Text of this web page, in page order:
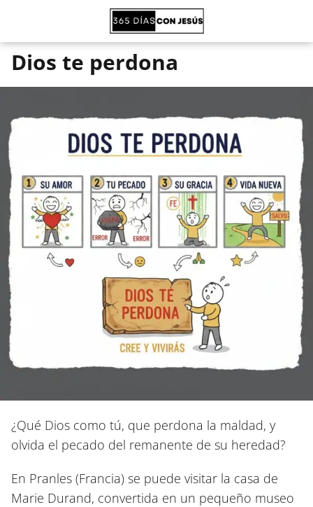
Dios te perdona
¿Qué Dios como tú, que perdona la maldad, y
olvida el pecado del remanente de su heredad?
En Pranles (Francia) se puede visitar la casa de
Marie Durand, convertida en un pequeño museo